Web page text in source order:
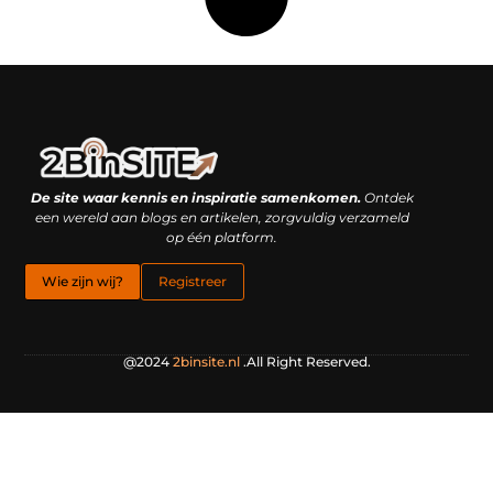
De site waar kennis en inspiratie samenkomen.Ontdek
een wereld aan blogs en artikelen, zorgvuldig verzameld
op één platform.
Wie zijn wij? Registreer
@2024 2binsite.nl.All Right Reserved.